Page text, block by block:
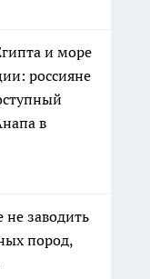
и море
россияне
в
не заводить
пород,